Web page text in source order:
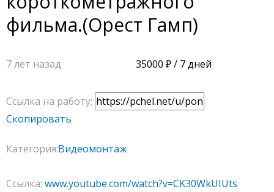
фильма.(Орест Гамп)
7 лет назад 35000 / 7 дней
Ссылка на работу:
Скопировать
Категория:Видеомонтаж
Ссылка: www.youtube.com/watch?v=CK30WkUIUts